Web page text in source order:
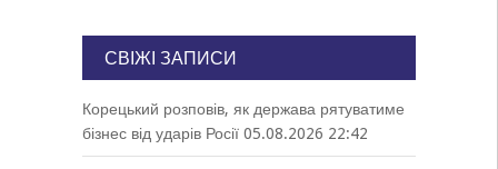
СВІЖІ ЗАПИСИ
Корецький розповів, як держава рятуватиме
бізнес від ударів Росії 05.08.2026 22:42